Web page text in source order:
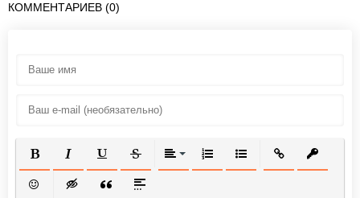
КОММЕНТАРИЕВ (0)
ПОЛУЖИРНЫЙ
КУРСИВПОДЧЕРКНУТЫЙ
ЗАЧЕРКНУТЫЙВЫРАВНИВАНИЕ
НУМЕРОВАННЫЙ СПИСОК
МАРКИРОВАННЫЙ
ВСТАВИТЬ